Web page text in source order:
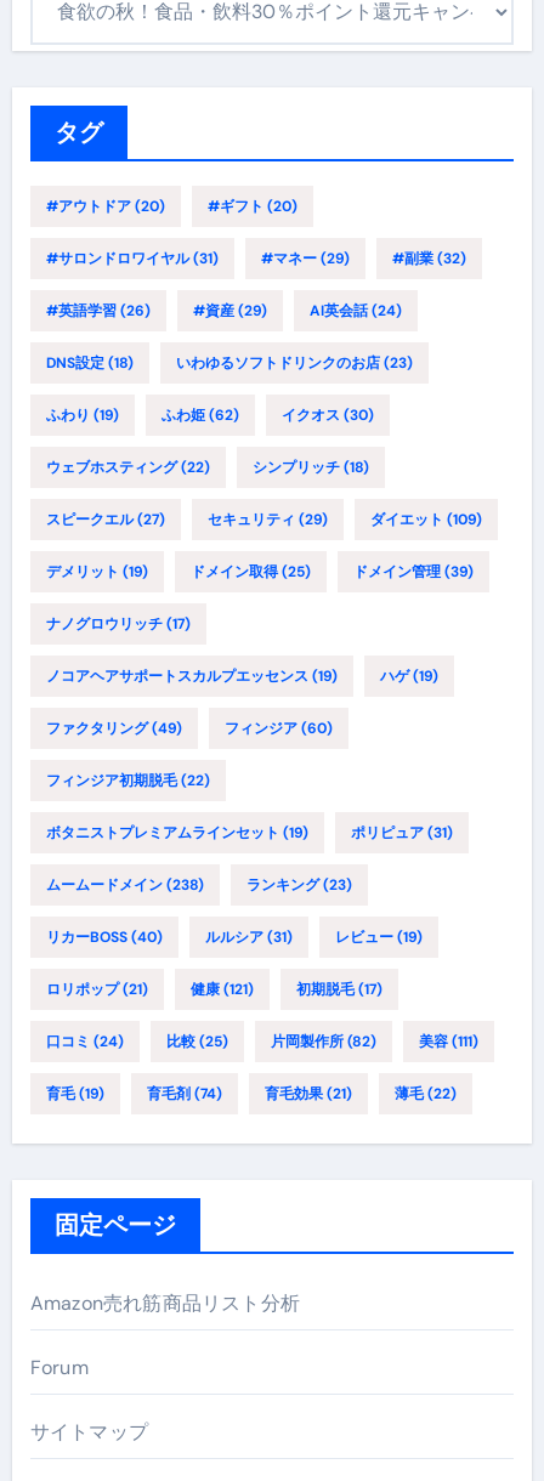
タグ
#アウトドア(20) #ギフト (20)
#サロンドロワイヤル(31) #マネー(29) #副業(32)
#英語学習(26) #資産(29) AI英会話(24)
DNS設定(18) いわゆるソフトドリンクのお店(23)
ふわり (19) ふわ姫(62) イクオス (30)
ウェブホスティング(22) シンプリッチ(18)
スピークエル(27) セキュリティ (29) ダイエット (109)
デメリット (19) ドメイン取得(25) ドメイン管理(39)
ナノグロウリッチ(17)
ノコアヘアサポートスカルプエッセンス (19) ハゲ(19)
ファクタリング(49) フィンジア(60)
フィンジア初期脱毛(22)
ボタニストプレミアムラインセット (19) ポリピュア(31)
ムームードメイン(238) ランキング(23)
リカーBOSS(40) ルルシア(31) レビュー(19)
ロリポップ(21) 健康(121) 初期脱毛(17)
口コミ (24) 比較(25) 片岡製作所(82) 美容(111)
育毛(19) 育毛剤 (74) 育毛効果(21) 薄毛(22)
固定ページ
Amazon売れ筋商品リスト分析
Forum
サイトマップ